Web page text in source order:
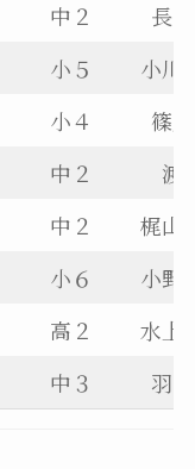
中２
長
小５
小川
小４
篠
中２
渡
中２
梶山
小６
小野
高２
水上
中３ 羽